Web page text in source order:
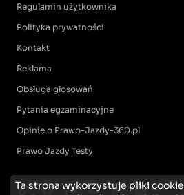
Regulamin użytkownika
Polityka prywatności
Kontakt
Reklama
Obsługa głosowań
Pytania egzaminacyjne
Opinie o Prawo-Jazdy-360.pl
Prawo Jazdy Testy
Ta strona wykorzystuje pliki